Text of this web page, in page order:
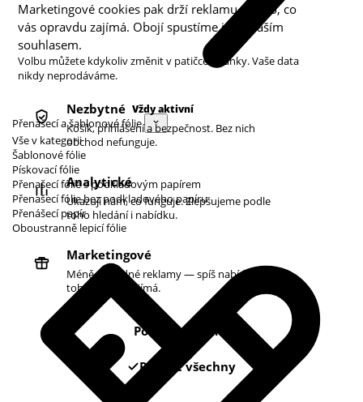
Přenášecí a šablonové fólie
Vše v kategorii
Šablonové fólie
Pískovací fólie
Přenašecí fólie s podkladovým papírem
Přenašecí fólie bez podkladového papíru
Přenášecí papír
Oboustranně lepicí fólie
Marketingové cookies pak drží reklamu u toho, co
vás opravdu zajímá. Obojí spustíme jen s vaším
souhlasem.
Volbu můžete kdykoliv změnit v patičce stránky. Vaše data
nikdy neprodáváme.
Nezbytné Vždy aktivní
Košík, přihlášení a bezpečnost. Bez nich
obchod nefunguje.
Analytické
Ukazují nám, co funguje. Zlepšujeme podle
toho hledání i nabídku.
Marketingové
Méně náhodné reklamy — spíš nabídky podle
toho, co vás zajímá.
Pouze nezbytné
Povolit všechny